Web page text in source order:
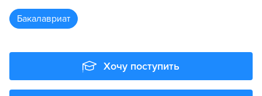
бакалавриат
Хочу поступить